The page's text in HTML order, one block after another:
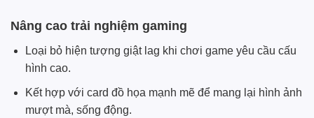
Nâng cao trải nghiệm gaming
Loại bỏ hiện tượng giật lag khi chơi game yêu cầu cấu
hình cao.
Kết hợp với card đồ họa mạnh mẽ để mang lại hình ảnh
mượt mà, sống động.